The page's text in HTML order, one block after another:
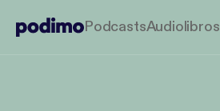
PodcastsAudiolibros